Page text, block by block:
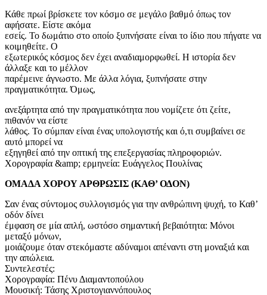
Κάθε πρωί βρίσκετε τον κόσμο σε μεγάλο βαθμό όπως τον
αφήσατε. Είστε ακόμα
εσείς. Το δωμάτιο στο οποίο ξυπνήσατε είναι το ίδιο που πήγατε να
κοιμηθείτε. Ο
εξωτερικός κόσμος δεν έχει αναδιαμορφωθεί. Η ιστορία δεν
άλλαξε και το μέλλον
παρέμεινε άγνωστο. Με άλλα λόγια, ξυπνήσατε στην
πραγματικότητα. Όμως,
ανεξάρτητα από την πραγματικότητα που νομίζετε ότι ζείτε,
πιθανόν να είστε
λάθος. Το σύμπαν είναι ένας υπολογιστής και ό,τι συμβαίνει σε
αυτό μπορεί να
εξηγηθεί από την οπτική της επεξεργασίας πληροφοριών.
Χορογραφία &amp; ερμηνεία: Ευάγγελος Πουλίνας
ΟΜΑΔΑ ΧΟΡΟΥ ΑΡΘΡΩΣΙΣ (ΚΑΘ’ ΟΔΟΝ)
Σαν ένας σύντομος συλλογισμός για την ανθρώπινη ψυχή, το Καθ’
οδόν δίνει
έμφαση σε μία απλή, ωστόσο σημαντική βεβαιότητα: Mόνοι
μεταξύ μόνων,
μοιάζουμε όταν στεκόμαστε αδύναμοι απέναντι στη μοναξιά και
την απώλεια.
Συντελεστές:
Χορογραφία: Πένυ Διαμαντοπούλου
Μουσική: Τάσης Χριστογιαννόπουλος